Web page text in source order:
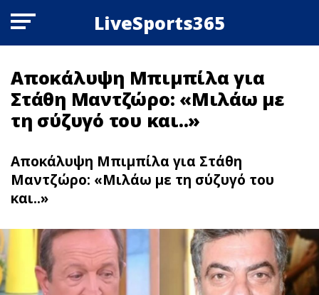
LiveSports365
Αποκάλυψη Μπιμπίλα για
Στάθη Μαντζώρο: «Μιλάω με
τη σύζυγό του και..»
Αποκάλυψη Μπιμπίλα για Στάθη
Μαντζώρο: «Μιλάω με τη σύζυγό του
και..»